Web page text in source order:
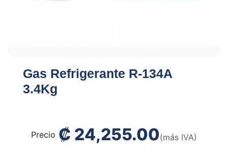
Gas Refrigerante R-134A
3.4Kg
Precio ₡ 24,255.00(más IVA)